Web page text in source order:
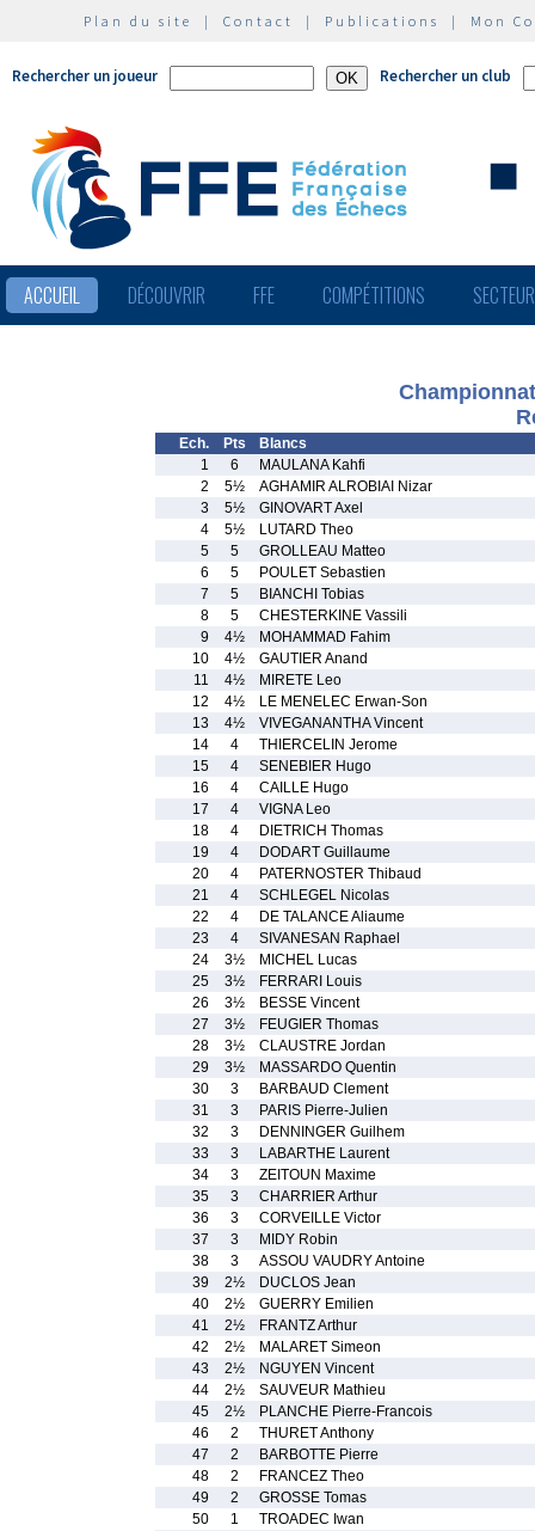
Plan du site | Contact | Publications | Mon
Rechercher un joueur Rechercher un club
ACCUEIL DÉCOUVRIR FFE COMPÉTITIONS
Ech. Pts
Blancs
1
6
MAULANA Kahfi
2
5½
AGHAMIR ALROBIAI Nizar
3
5½
GINOVART Axel
4
5½
LUTARD Theo
5
5
GROLLEAU Matteo
6
5
POULET Sebastien
7
5
BIANCHI Tobias
8
5
CHESTERKINE Vassili
9
4½
MOHAMMAD Fahim
10
4½
GAUTIER Anand
11
4½
MIRETE Leo
12
4½
LE MENELEC Erwan-Son
13
4½
VIVEGANANTHA Vincent
14
4
THIERCELIN Jerome
15
4
SENEBIER Hugo
16
4
CAILLE Hugo
17
4
VIGNA Leo
18
4
DIETRICH Thomas
19
4
DODART Guillaume
20
4
PATERNOSTER Thibaud
21
4
SCHLEGEL Nicolas
22
4
DE TALANCE Aliaume
23
4
SIVANESAN Raphael
24
3½
MICHEL Lucas
25
3½
FERRARI Louis
26
3½
BESSE Vincent
27
3½
FEUGIER Thomas
28
3½
CLAUSTRE Jordan
29
3½
MASSARDO Quentin
30
3
BARBAUD Clement
31
3
PARIS Pierre-Julien
32
3
DENNINGER Guilhem
33
3
LABARTHE Laurent
34
3
ZEITOUN Maxime
35
3
CHARRIER Arthur
36
3
CORVEILLE Victor
37
3
MIDY Robin
38
3
ASSOU VAUDRY Antoine
39
2½
DUCLOS Jean
40
2½
GUERRY Emilien
41
2½
FRANTZ Arthur
42
2½
MALARET Simeon
43
2½
NGUYEN Vincent
44
2½
SAUVEUR Mathieu
45
2½
PLANCHE Pierre-Francois
46
2
THURET Anthony
47
2
BARBOTTE Pierre
48
2
FRANCEZ Theo
49
2
GROSSE Tomas
50
1
TROADEC Iwan